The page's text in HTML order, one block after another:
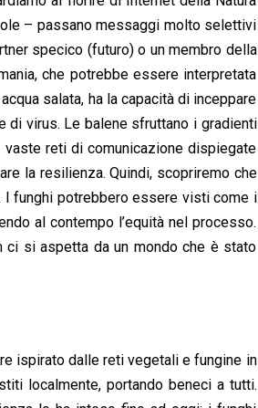
– passano messaggi molto selettivi
specico (futuro) o un membro della
che potrebbe essere interpretata
salata, ha la capacità di inceppare
virus. Le balene sfruttano i gradienti
reti di comunicazione dispiegate
la resilienza. Quindi, scopriremo che
I funghi potrebbero essere visti come i
al contempo l’equità nel processo.
ci si aspetta da un mondo che è stato
ispirato dalle reti vegetali e fungine in
localmente, portando beneci a tutti.